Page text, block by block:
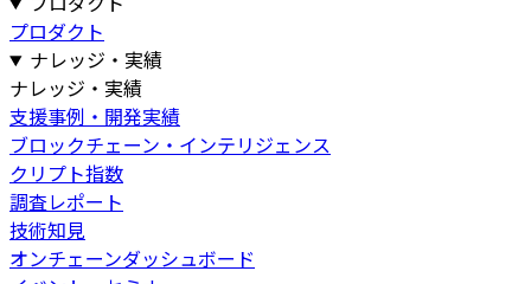
プロダクト
ナレッジ・実績
ナレッジ・実績
支援事例・開発実績
ブロックチェーン・インテリジェンス
クリプト指数
調査レポート
技術知見
オンチェーンダッシュボード